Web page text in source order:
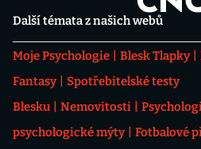
Další témata z našich webů
Moje Psychologie Blesk Tlapky
Fantasy
Spotřebitelské testy
Blesku
Nemovitosti
psychologické mýty
Fotbalové